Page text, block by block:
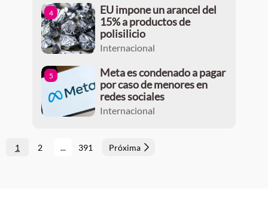
4
EU impone un arancel del
15% a productos de
polisilicio
Internacional
5
Meta es condenado a pagar
por caso de menores en
redes sociales
Internacional
1 2 ... 391 Próxima